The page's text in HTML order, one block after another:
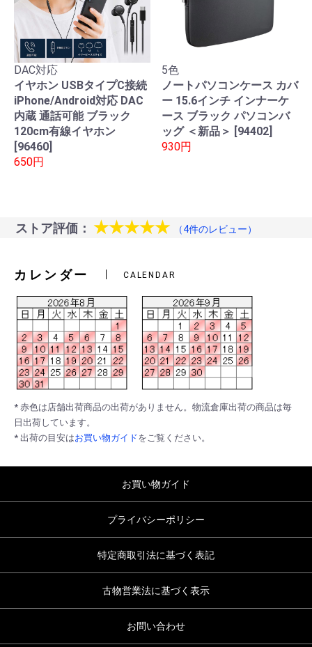
DAC対応
イヤホン USBタイプC接続
iPhone/Android対応 DAC
内蔵 通話可能 ブラック
120cm有線イヤホン
[96460]
650円
5色
ノートパソコンケース カバ
ー 15.6インチ インナーケ
ース ブラック パソコンバ
ッグ ＜新品＞ [94402]
930円
ストア評価： ★★★★★ （4件のレビュー）
カレンダー CALENDAR
* 赤色は店舗出荷商品の出荷がありません。物流倉庫出荷の商品は毎
日出荷しています。
* 出荷の目安はお買い物ガイドをご覧ください。
お買い物ガイド
プライバシーポリシー
特定商取引法に基づく表記
古物営業法に基づく表示
お問い合わせ